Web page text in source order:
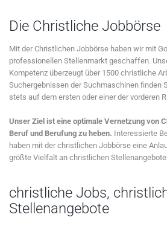
Die Christliche Jobbörse
Mit der Christlichen Jobbörse haben wir mit
professionellen Stellenmarkt geschaffen.
Kompetenz überzeugt über 1500 christliche
Suchergebnissen der Suchmaschinen finden
stets auf dem ersten oder einer der vorderen
Unser Ziel ist eine optimale Vernetzung von
Beruf und Berufung zu heben. Interessierte
haben mit der christlichen Jobbörse eine
größte Vielfalt an christlichen
christliche Jobs,
Stellenangebote